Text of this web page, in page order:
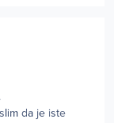
da je iste